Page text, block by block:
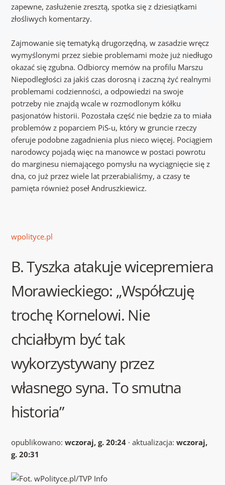
zapewne, zasłużenie zresztą, spotka się z dziesiątkami
złośliwych komentarzy.
Zajmowanie się tematyką drugorzędną, w zasadzie wręcz
wymyślonymi przez siebie problemami może już niedługo
okazać się zgubna. Odbiorcy memów na profilu Marszu
Niepodległości za jakiś czas dorosną i zaczną żyć realnymi
problemami codzienności, a odpowiedzi na swoje
potrzeby nie znajdą wcale w rozmodlonym kółku
pasjonatów historii. Pozostała część nie będzie za to miała
problemów z poparciem PiS-u, który w gruncie rzeczy
oferuje podobne zagadnienia plus nieco więcej. Pociągiem
narodowcy pojadą więc na manowce w postaci powrotu
do marginesu niemającego pomysłu na wyciągnięcie się z
dna, co już przez wiele lat przerabialiśmy, a czasy te
pamięta również poseł Andruszkiewicz.
wpolityce.pl
B. Tyszka atakuje wicepremiera
Morawieckiego: „Współczuję
trochę Kornelowi. Nie
chciałbym być tak
wykorzystywany przez
własnego syna. To smutna
historia”
opublikowano: wczoraj, g. 20:24· aktualizacja: wczoraj,
g. 20:31